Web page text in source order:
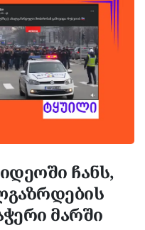
ჩანს,
მარში